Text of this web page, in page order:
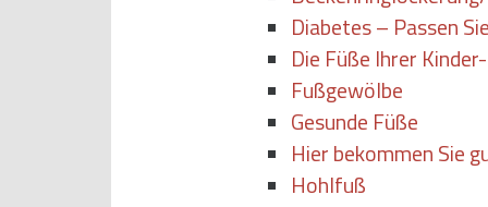
Diabetes – Passen
Die Füße Ihrer
Fußgewölbe
Gesunde Füße
Hier bekommen Sie
Hohlfuß